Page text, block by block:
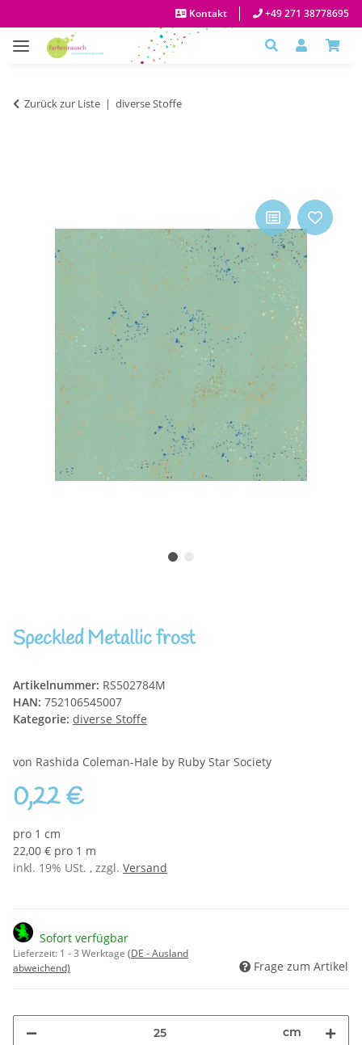
Kontakt +49 271 38778695
Zurück zur Liste diverse Stoffe
Speckled Metallic frost
Artikelnummer: RS502784M
HAN: 752106545007
Kategorie: diverse Stoffe
von Rashida Coleman-Hale by Ruby Star Society
0,22 €
pro 1 cm
22,00 € pro 1 m
inkl. 19% USt. , zzgl. Versand
Sofort verfügbar
Lieferzeit: 1 - 3 Werktage (DE - Ausland
abweichend)
Frage zum Artikel
cm